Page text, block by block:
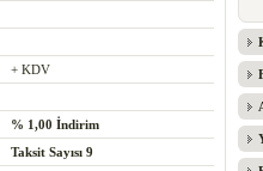
+ KDV
% 1,00 İndirim
Taksit Sayısı9